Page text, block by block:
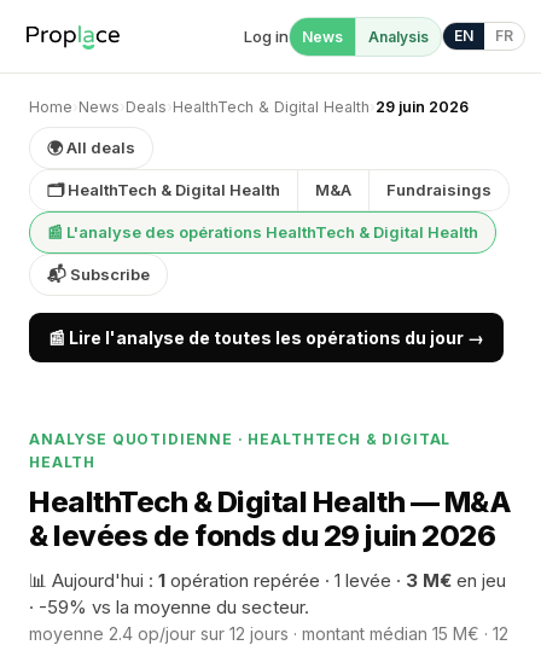
Log in News Analysis EN FR
Home› News› Deals› HealthTech & Digital Health› 29 juin 2026
🌍 All deals
🗂 HealthTech & Digital Health M&A Fundraisings
📰 L'analyse des opérations HealthTech & Digital Health
📬 Subscribe
📰 Lire l'analyse de toutes les opérations du jour →
ANALYSE QUOTIDIENNE · HEALTHTECH & DIGITAL
HEALTH
HealthTech & Digital Health — M&A
& levées de fonds du 29 juin 2026
📊 Aujourd'hui : 1 opération repérée · 1 levée · 3 M€ en jeu
· -59% vs la moyenne du secteur.
moyenne 2.4 op/jour sur 12 jours · montant médian 15 M€ · 12